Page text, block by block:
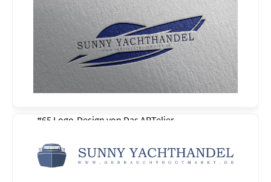
#65 Logo-Design von Das ARTelier